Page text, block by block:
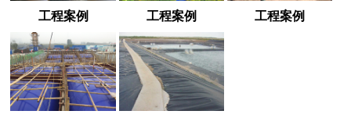
工程案例 工程案例 工程案例